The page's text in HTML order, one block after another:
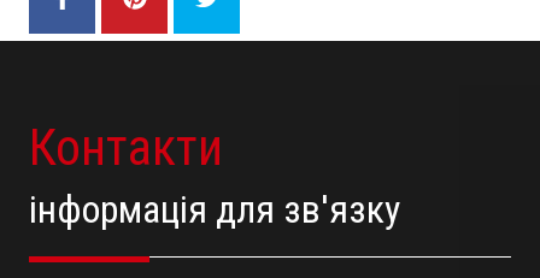
Контакти
інформація для зв'язку